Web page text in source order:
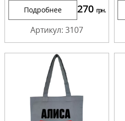
Подробнее 270 грн.
Артикул: 3107